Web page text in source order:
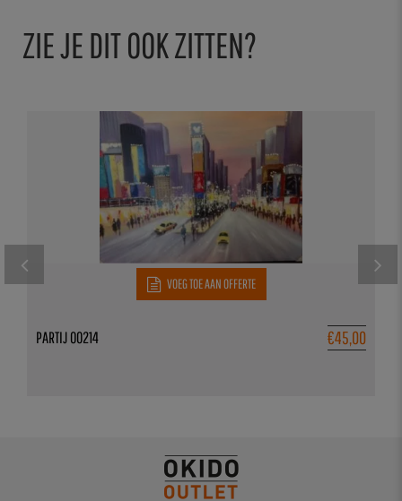
ZIE JE DIT OOK ZITTEN?
VOEG TOE AAN OFFERTE
€45,00
PARTIJ 00214